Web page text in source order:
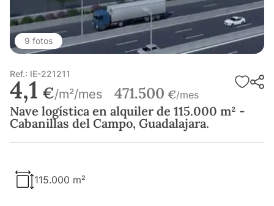
9 fotos
Ref.: IE-221211
4,1 €/m²/mes 471.500 €/mes
Nave logística en alquiler de 115.000 m² -
Cabanillas del Campo, Guadalajara.
115.000 m²